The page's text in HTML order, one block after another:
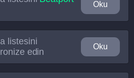
Oku
listesini
edin
Oku